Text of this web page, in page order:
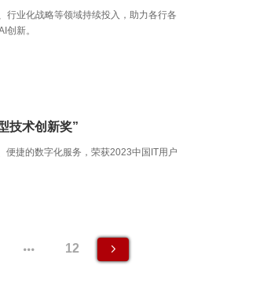
行业化战略等领域持续投入，助力各行各
创新。
技术创新奖”
便捷的数字化服务，荣获2023中国IT用户
12